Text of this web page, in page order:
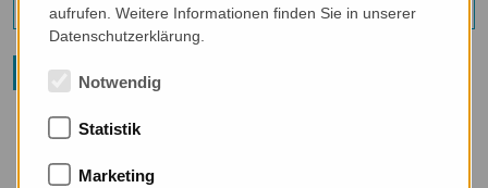
Abschicken
aufrufen. Weitere Informationen finden Sie in unserer
Datenschutzerklärung.
Notwendig
Statistik
Marketing